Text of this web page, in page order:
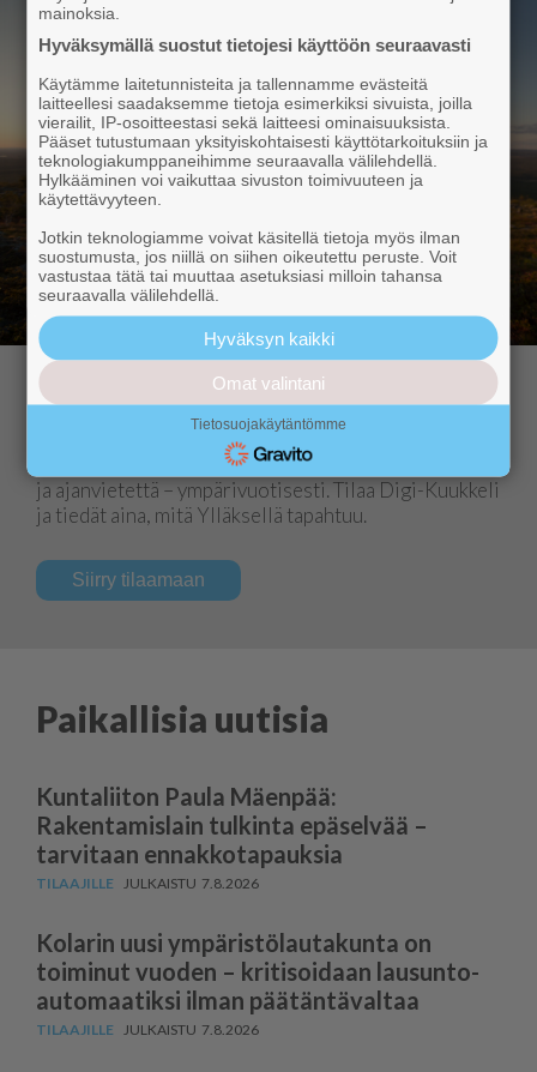
Hyvä lukija,
Kuukkeli tarjoaa sinulle aidosti paikallista uutisointia
ja ajanvietettä – ympärivuotisesti. Tilaa Digi-Kuukkeli
ja tiedät aina, mitä Ylläksellä tapahtuu.
Siirry tilaamaan
Paikallisia uutisia
Kuntaliiton Paula Mäenpää:
Rakentamislain tulkinta epäselvää –
tarvitaan ennakkotapauksia
7.8.2026
Kolarin uusi ympäris­tö­lau­takunta on
toiminut vuoden – kritisoidaan lausun­to­
au­to­maatiksi ilman päätäntävaltaa
7.8.2026
mainoksia.
Hyväksymällä suostut tietojesi käyttöön seuraavasti
Käytämme laitetunnisteita ja tallennamme evästeitä
laitteellesi saadaksemme tietoja esimerkiksi sivuista, joilla
vierailit, IP-osoitteestasi sekä laitteesi ominaisuuksista.
Pääset tutustumaan yksityiskohtaisesti käyttötarkoituksiin ja
teknologiakumppaneihimme seuraavalla välilehdellä.
Hylkääminen voi vaikuttaa sivuston toimivuuteen ja
käytettävyyteen.
Jotkin teknologiamme voivat käsitellä tietoja myös ilman
suostumusta, jos niillä on siihen oikeutettu peruste. Voit
vastustaa tätä tai muuttaa asetuksiasi milloin tahansa
seuraavalla välilehdellä.
Hyväksyn kaikki
Omat valintani
Tietosuojakäytäntömme